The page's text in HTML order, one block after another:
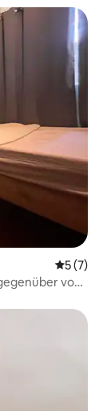
5 (7)
von